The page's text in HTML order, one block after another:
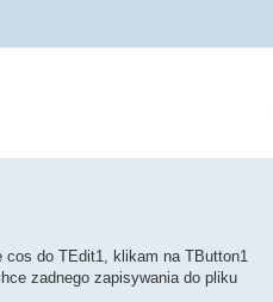
do TEdit1, klikam na TButton1
zadnego zapisywania do pliku